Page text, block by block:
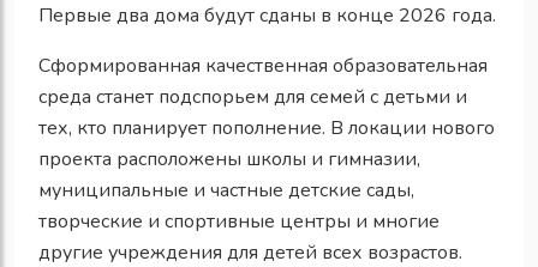
Первые два дома будут сданы в конце 2026 года.
Сформированная качественная образовательная
среда станет подспорьем для семей с детьми и
тех, кто планирует пополнение. В локации нового
проекта расположены школы и гимназии,
муниципальные и частные детские сады,
творческие и спортивные центры и многие
другие учреждения для детей всех возрастов.